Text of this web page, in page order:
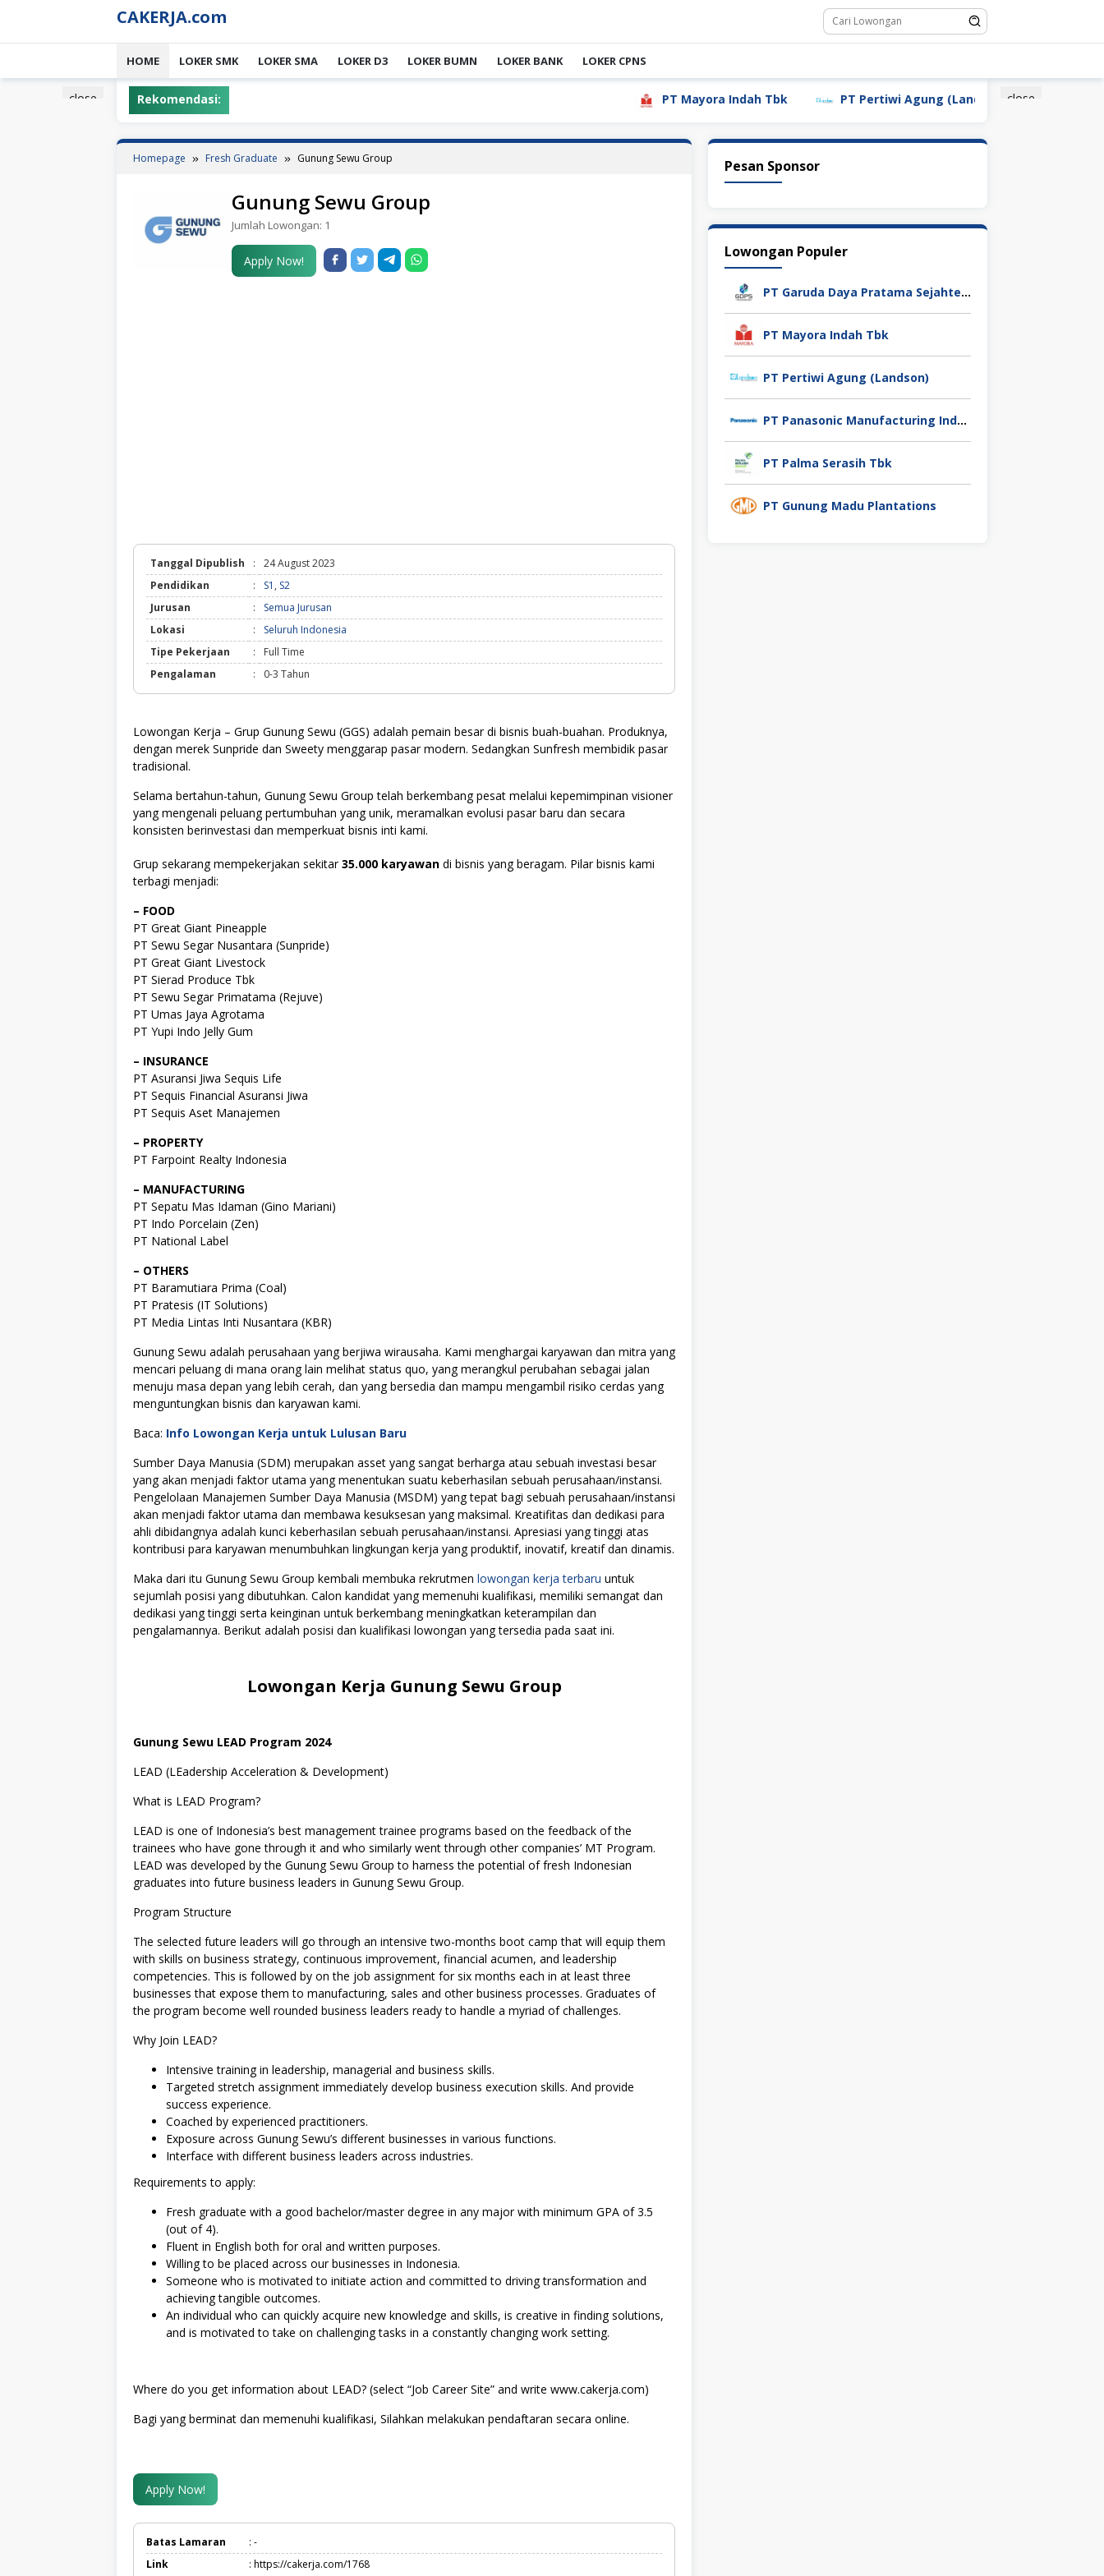
content
CAKERJA.com
HOME LOKER SMK LOKER SMA LOKER D3 LOKER BUMN LOKER BANK LOKER CPNS
close close
Rekomendasi: PT Mayora Indah Tbk PT Pertiwi Agung (Landson) PT Sebastian
Homepage Fresh Graduate Gunung Sewu Group
Gunung Sewu Group
Jumlah Lowongan: 1
Apply Now!
Tanggal Dipublish :
24 August 2023
Pendidikan
: S1 , S2
Jurusan
:
Semua Jurusan
Lokasi
:
Seluruh Indonesia
Tipe Pekerjaan
:
Full Time
Pengalaman
: 0-3 Tahun
Lowongan Kerja – Grup Gunung Sewu (GGS) adalah pemain besar di bisnis buah-buahan. Produknya,
dengan merek Sunpride dan Sweety menggarap pasar modern. Sedangkan Sunfresh membidik pasar
tradisional.
Selama bertahun-tahun, Gunung Sewu Group telah berkembang pesat melalui kepemimpinan visioner
yang mengenali peluang pertumbuhan yang unik, meramalkan evolusi pasar baru dan secara
konsisten berinvestasi dan memperkuat bisnis inti kami.
Grup sekarang mempekerjakan sekitar35.000 karyawan di bisnis yang beragam. Pilar bisnis kami
terbagi menjadi:
– FOOD
PT Great Giant Pineapple
PT Sewu Segar Nusantara (Sunpride)
PT Great Giant Livestock
PT Sierad Produce Tbk
PT Sewu Segar Primatama (Rejuve)
PT Umas Jaya Agrotama
PT Yupi Indo Jelly Gum
– INSURANCE
PT Asuransi Jiwa Sequis Life
PT Sequis Financial Asuransi Jiwa
PT Sequis Aset Manajemen
– PROPERTY
PT Farpoint Realty Indonesia
– MANUFACTURING
PT Sepatu Mas Idaman (Gino Mariani)
PT Indo Porcelain (Zen)
PT National Label
– OTHERS
PT Baramutiara Prima (Coal)
PT Pratesis (IT Solutions)
PT Media Lintas Inti Nusantara (KBR)
Gunung Sewu adalah perusahaan yang berjiwa wirausaha. Kami menghargai karyawan dan mitra yang
mencari peluang di mana orang lain melihat status quo, yang merangkul perubahan sebagai jalan
menuju masa depan yang lebih cerah, dan yang bersedia dan mampu mengambil risiko cerdas yang
menguntungkan bisnis dan karyawan kami.
Baca: Info Lowongan Kerja untuk Lulusan Baru
Sumber Daya Manusia (SDM) merupakan asset yang sangat berharga atau sebuah investasi besar
yang akan menjadi faktor utama yang menentukan suatu keberhasilan sebuah perusahaan/instansi.
Pengelolaan Manajemen Sumber Daya Manusia (MSDM) yang tepat bagi sebuah perusahaan/instansi
akan menjadi faktor utama dan membawa kesuksesan yang maksimal. Kreatifitas dan dedikasi para
ahli dibidangnya adalah kunci keberhasilan sebuah perusahaan/instansi. Apresiasi yang tinggi atas
kontribusi para karyawan menumbuhkan lingkungan kerja yang produktif, inovatif, kreatif dan dinamis.
Maka dari itu Gunung Sewu Group kembali membuka rekrutmen lowongan kerja terbaru untuk
sejumlah posisi yang dibutuhkan. Calon kandidat yang memenuhi kualifikasi, memiliki semangat dan
dedikasi yang tinggi serta keinginan untuk berkembang meningkatkan keterampilan dan
pengalamannya. Berikut adalah posisi dan kualifikasi lowongan yang tersedia pada saat ini.
Lowongan Kerja Gunung Sewu Group
Gunung Sewu LEAD Program 2024
LEAD (LEadership Acceleration & Development)
What is LEAD Program?
LEAD is one of Indonesia’s best management trainee programs based on the feedback of the
trainees who have gone through it and who similarly went through other companies’ MT Program.
LEAD was developed by the Gunung Sewu Group to harness the potential of fresh Indonesian
graduates into future business leaders in Gunung Sewu Group.
Program Structure
The selected future leaders will go through an intensive two-months boot camp that will equip them
with skills on business strategy, continuous improvement, financial acumen, and leadership
competencies. This is followed by on the job assignment for six months each in at least three
businesses that expose them to manufacturing, sales and other business processes. Graduates of
the program become well rounded business leaders ready to handle a myriad of challenges.
Why Join LEAD?
Intensive training in leadership, managerial and business skills.
Targeted stretch assignment immediately develop business execution skills. And provide
success experience.
Coached by experienced practitioners.
Exposure across Gunung Sewu’s different businesses in various functions.
Interface with different business leaders across industries.
Requirements to apply:
Fresh graduate with a good bachelor/master degree in any major with minimum GPA of 3.5
(out of 4).
Fluent in English both for oral and written purposes.
Willing to be placed across our businesses in Indonesia.
Someone who is motivated to initiate action and committed to driving transformation and
achieving tangible outcomes.
An individual who can quickly acquire new knowledge and skills, is creative in finding solutions,
and is motivated to take on challenging tasks in a constantly changing work setting.
Where do you get information about LEAD? (select “Job Career Site” and write www.cakerja.com)
Bagi yang berminat dan memenuhi kualifikasi, Silahkan melakukan pendaftaran secara online.
Apply Now!
Batas Lamaran
: -
Link
: https://cakerja.com/1768
Pesan Sponsor
Lowongan Populer
PT Garuda Daya Pratama Sejahtera
PT Mayora Indah Tbk
PT Pertiwi Agung (Landson)
PT Panasonic Manufacturing Indonesia
PT Palma Serasih Tbk
PT Gunung Madu Plantations